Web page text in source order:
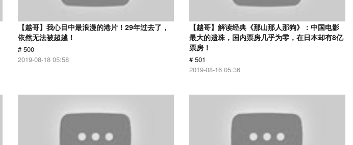
【越哥】我心目中最浪漫的港片！29年过去了，
依然无法被超越！
# 500
2019-08-18 05:58
【越哥】解读经典《那山那人那狗》：中国电影
最大的遗珠，国内票房几乎为零，在日本却有8亿
票房！
# 501
2019-08-16 05:36